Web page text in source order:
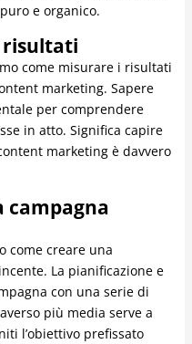
e organico.
risultati
come misurare i risultati
marketing. Sapere
per comprendere
in atto. Significa capire
marketing è davvero
campagna
come creare una
La pianificazione e
con una serie di
più media serve a
l’obiettivo prefissato